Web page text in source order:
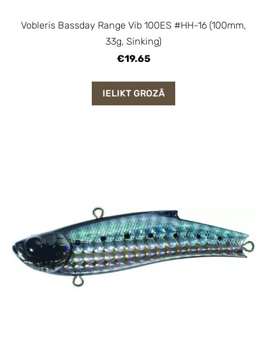
Vobleris Bassday Range Vib 100ES #HH-16 (100mm,
33g, Sinking)
€19.65
IELIKT GROZĀ